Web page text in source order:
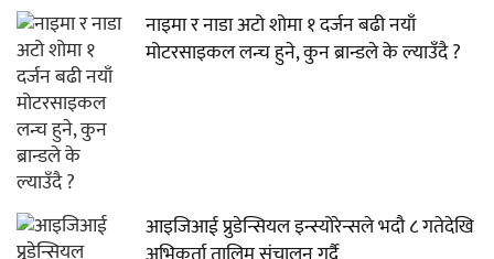
नाइमा र नाडा अटो शोमा १ दर्जन बढी नयाँ
मोटरसाइकल लन्च हुने, कुन ब्रान्डले के ल्याउँदै ?
आइजिआई प्रुडेन्सियल इन्स्योरेन्सले भदौ ८ गतेदेखि